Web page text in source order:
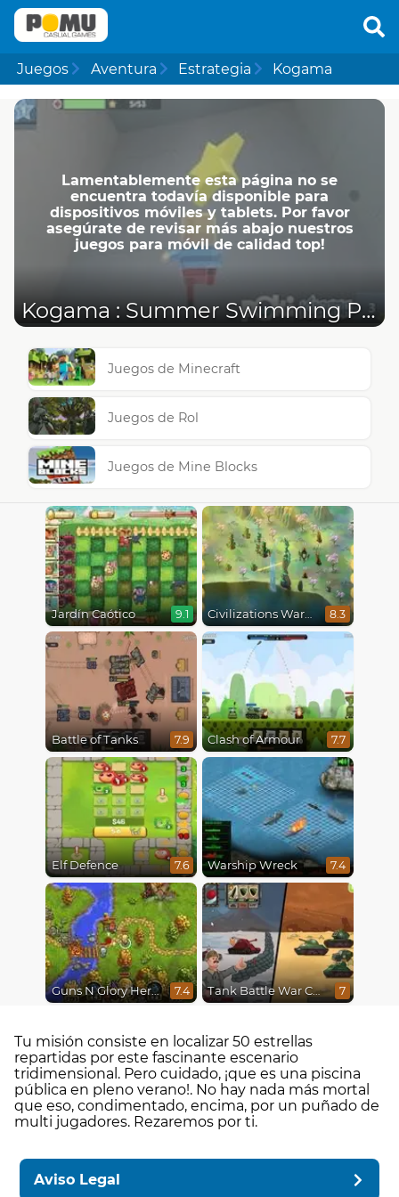
Juegos Aventura Estrategia Kogama
Lamentablemente esta página no se
encuentra todavía disponible para
dispositivos móviles y tablets. Por favor
asegúrate de revisar más abajo nuestros
juegos para móvil de calidad top!
Kogama : Summer Swimming Pool
Juegos de Minecraft
Juegos de Rol
Juegos de Mine Blocks
Jardín Caótico 9.1 Civilizations Wars Master Edition 8.3
Battle of Tanks 7.9 Clash of Armour 7.7
Elf Defence 7.6 Warship Wreck 7.4
Guns N Glory Heroes 7.4 Tank Battle War Commander 7
Tu misión consiste en localizar 50 estrellas
repartidas por este fascinante escenario
tridimensional. Pero cuidado, ¡que es una piscina
pública en pleno verano!. No hay nada más mortal
que eso, condimentado, encima, por un puñado de
multi jugadores. Rezaremos por ti.
Aviso Legal